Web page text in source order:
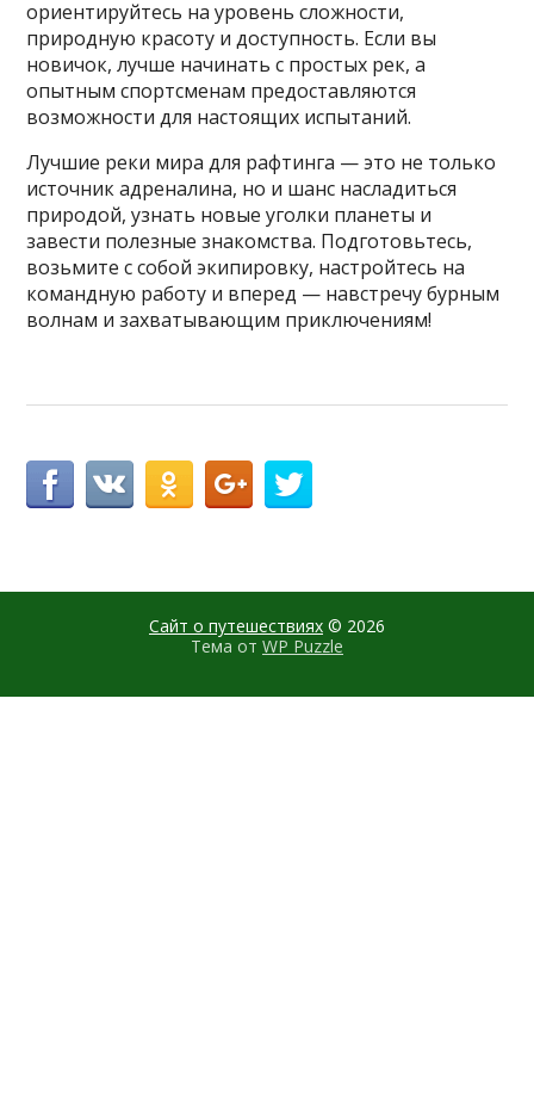
ориентируйтесь на уровень сложности,
природную красоту и доступность. Если вы
новичок, лучше начинать с простых рек, а
опытным спортсменам предоставляются
возможности для настоящих испытаний.
Лучшие реки мира для рафтинга — это не только
источник адреналина, но и шанс насладиться
природой, узнать новые уголки планеты и
завести полезные знакомства. Подготовьтесь,
возьмите с собой экипировку, настройтесь на
командную работу и вперед — навстречу бурным
волнам и захватывающим приключениям!
Сайт о путешествиях © 2026
Тема от WP Puzzle